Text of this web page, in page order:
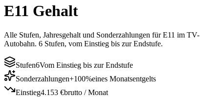
E11 Gehalt
Alle Stufen, Jahresgehalt und Sonderzahlungen für E11 im TV-
Autobahn. 6 Stufen, vom Einstieg bis zur Endstufe.
Stufen6Vom Einstieg bis zur Endstufe
Sonderzahlungen+100%eines Monatsentgelts
Einstieg4.153 €brutto / Monat